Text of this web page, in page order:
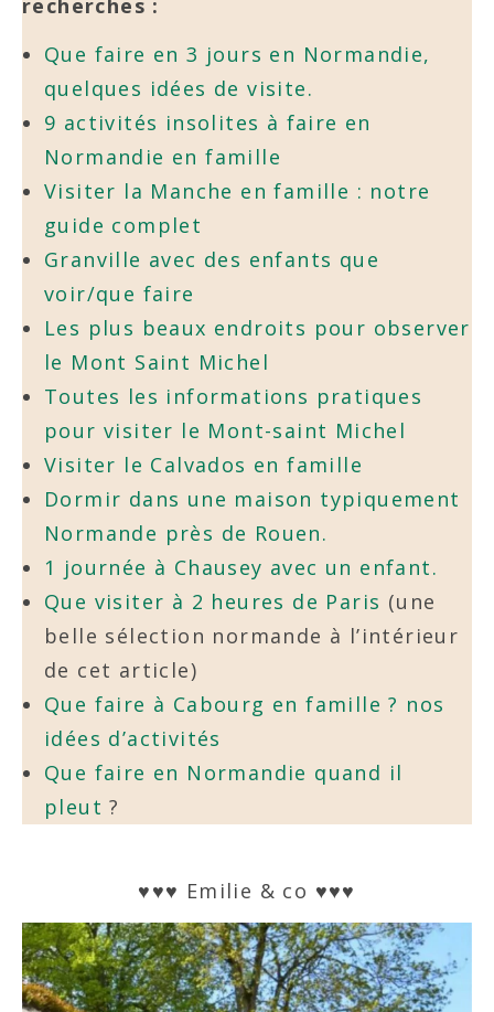
Que faire en 3 jours en Normandie,
quelques idées de visite.
9 activités insolites à faire en
Normandie en famille
Visiter la Manche en famille : notre
guide complet
Granville avec des enfants que
voir/que faire
Les plus beaux endroits pour observer
le Mont Saint Michel
Toutes les informations pratiques
pour visiter le Mont-saint Michel
Visiter le Calvados en famille
Dormir dans une maison typiquement
Normande près de Rouen.
1 journée à Chausey avec un enfant.
Que visiter à 2 heures de Paris (une
belle sélection normande à l’intérieur
de cet article)
Que faire à Cabourg en famille ? nos
idées d’activités
Que faire en Normandie quand il
pleut ?
♥♥♥ Emilie & co ♥♥♥